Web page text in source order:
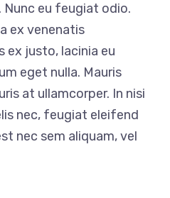
eu feugiat odio.
ex venenatis
ex justo, lacinia eu
eget nulla. Mauris
at ullamcorper. In nisi
nec, feugiat eleifend
nec sem aliquam, vel